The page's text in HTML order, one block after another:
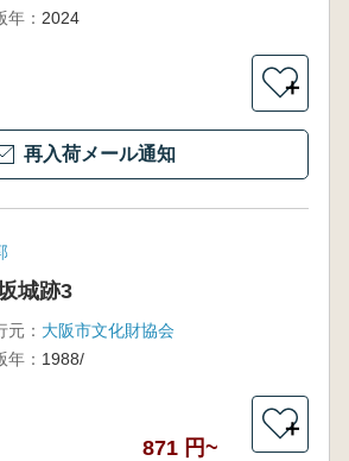
年： 2024
＋
再入荷メール通知
城跡3
元： 大阪市文化財協会
年： 1988/
871 円~
＋